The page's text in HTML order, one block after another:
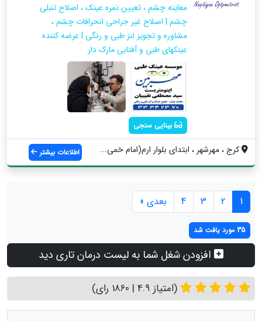
معاینه چشم ، تعیین نمره عینک ، اصلاح تنبلی
چشم | اصلاح غیر جراحی انحرافات چشم ،
مشاوره و تجویز لنز طبی و رنگی | عرضه کننده
عینکهای طبی و آفتابی مارک دار
بینایی سنجی
کرج ، مهرشهر ، ابتدای بلوار ارم(امام خمی... اطلاعات بیشتر
1
2
3
4 بعدی »
35 مورد یافت شد
افزودن شغل شما به لیست درمان تاری دید
(امتیاز 4.9 | 1860 رای)